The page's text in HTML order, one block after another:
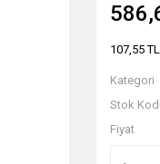
107,55 TL
Kategori
Stok
Fiyat